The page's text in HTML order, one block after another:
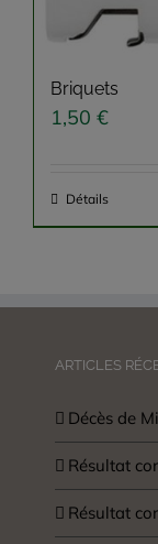
Briquets
1,50 €
Détails
ARTICLES
Décès de
Résultat
Résultat